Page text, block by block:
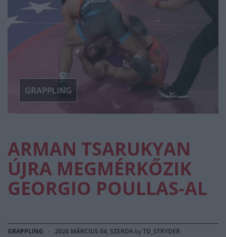
GRAPPLING
ARMAN TSARUKYAN
ÚJRA MEGMÉRKŐZIK
GEORGIO POULLAS-AL
GRAPPLING · 2026 MÁRCIUS 04, SZERDA byTD_STRYDER